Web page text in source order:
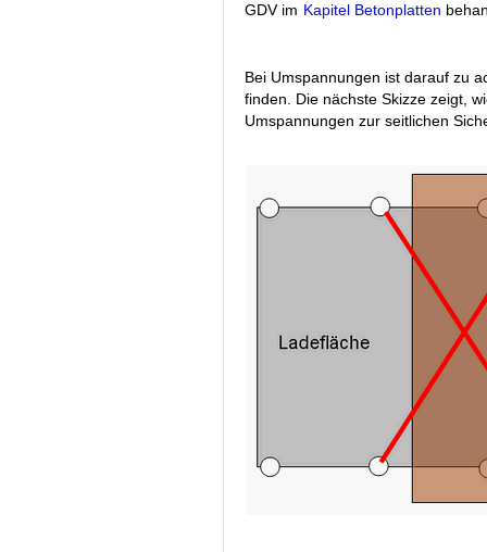
GDV im Kapitel Betonplatten
Bei Umspannungen ist darauf zu
finden. Die nächste Skizze zeigt,
Umspannungen zur seitlichen